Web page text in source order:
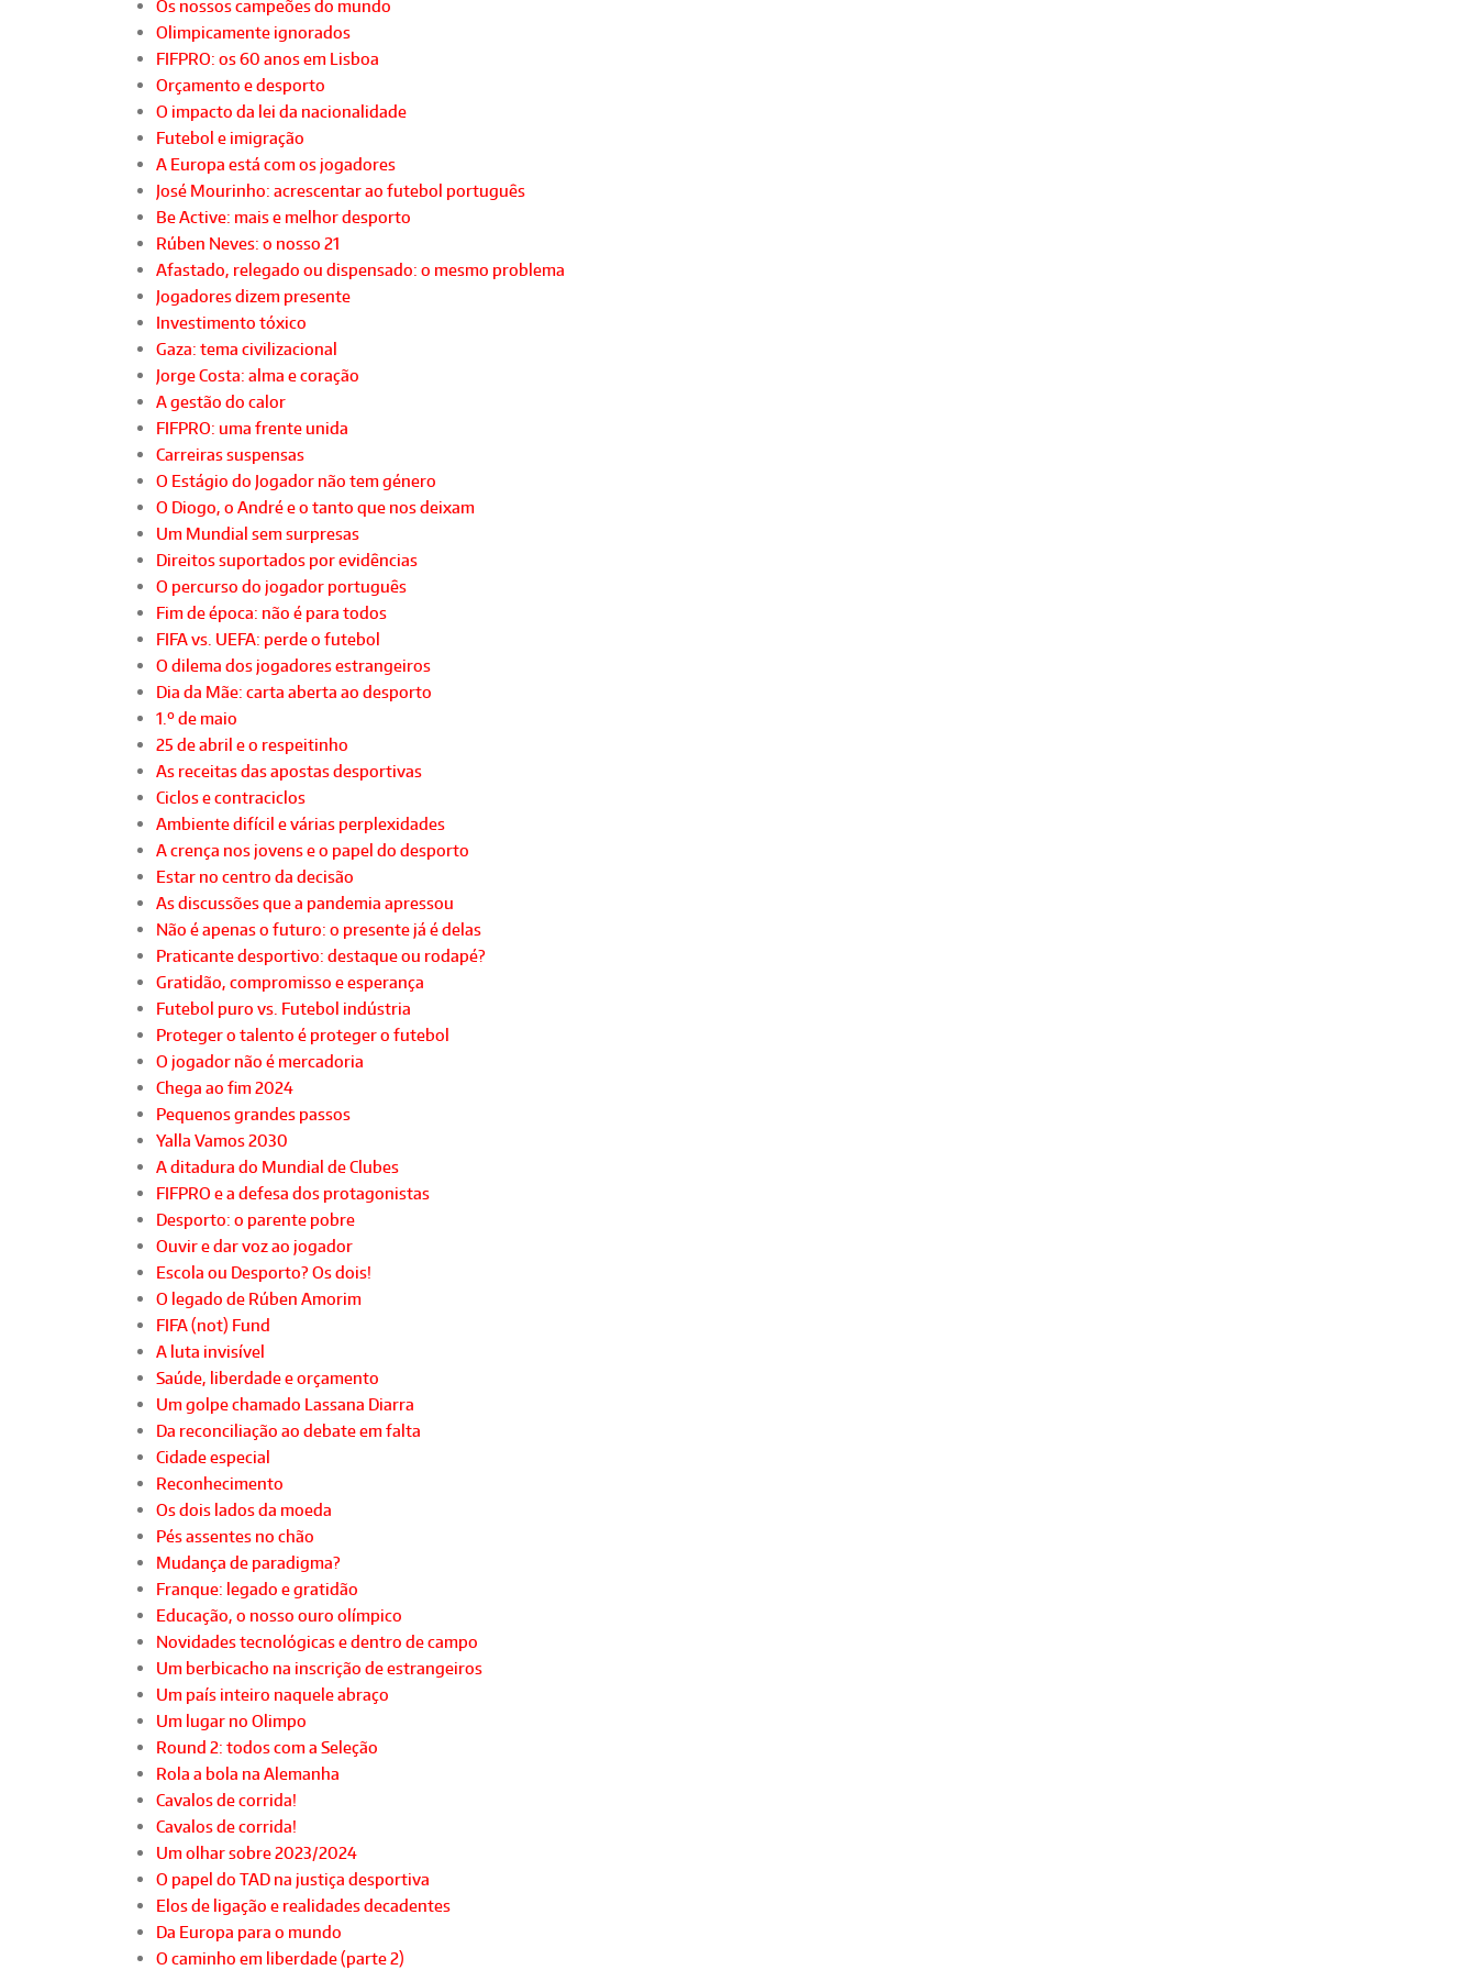
Os nossos campeões do mundo
Olimpicamente ignorados
FIFPRO: os 60 anos em Lisboa
Orçamento e desporto
O impacto da lei da nacionalidade
Futebol e imigração
A Europa está com os jogadores
José Mourinho: acrescentar ao futebol português
Be Active: mais e melhor desporto
Rúben Neves: o nosso 21
Afastado, relegado ou dispensado: o mesmo problema
Jogadores dizem presente
Investimento tóxico
Gaza: tema civilizacional
Jorge Costa: alma e coração
A gestão do calor
FIFPRO: uma frente unida
Carreiras suspensas
O Estágio do Jogador não tem género
O Diogo, o André e o tanto que nos deixam
Um Mundial sem surpresas
Direitos suportados por evidências
O percurso do jogador português
Fim de época: não é para todos
FIFA vs. UEFA: perde o futebol
O dilema dos jogadores estrangeiros
Dia da Mãe: carta aberta ao desporto
1.º de maio
25 de abril e o respeitinho
As receitas das apostas desportivas
Ciclos e contraciclos
Ambiente difícil e várias perplexidades
A crença nos jovens e o papel do desporto
Estar no centro da decisão
As discussões que a pandemia apressou
Não é apenas o futuro: o presente já é delas
Praticante desportivo: destaque ou rodapé?
Gratidão, compromisso e esperança
Futebol puro vs. Futebol indústria
Proteger o talento é proteger o futebol
O jogador não é mercadoria
Chega ao fim 2024
Pequenos grandes passos
Yalla Vamos 2030
A ditadura do Mundial de Clubes
FIFPRO e a defesa dos protagonistas
Desporto: o parente pobre
Ouvir e dar voz ao jogador
Escola ou Desporto? Os dois!
O legado de Rúben Amorim
FIFA (not) Fund
A luta invisível
Saúde, liberdade e orçamento
Um golpe chamado Lassana Diarra
Da reconciliação ao debate em falta
Cidade especial
Reconhecimento
Os dois lados da moeda
Pés assentes no chão
Mudança de paradigma?
Franque: legado e gratidão
Educação, o nosso ouro olímpico
Novidades tecnológicas e dentro de campo
Um berbicacho na inscrição de estrangeiros
Um país inteiro naquele abraço
Um lugar no Olimpo
Round 2: todos com a Seleção
Rola a bola na Alemanha
Cavalos de corrida!
Cavalos de corrida!
Um olhar sobre 2023/2024
O papel do TAD na justiça desportiva
Elos de ligação e realidades decadentes
Da Europa para o mundo
O caminho em liberdade (parte 2)